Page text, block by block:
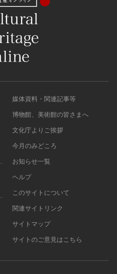
媒体資料・関連記事等
博物館、美術館の皆さまへ
文化庁よりご挨拶
今月のみどころ
お知らせ一覧
ヘルプ
このサイトについて
関連サイトリンク
サイトマップ
サイトのご意見はこちら